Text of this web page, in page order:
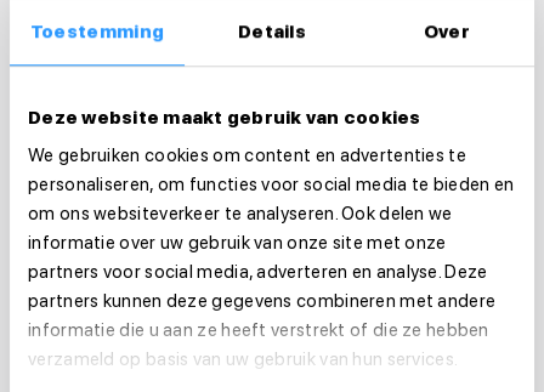
Toestemming Details Over
Deze website maakt gebruik van cookies
We gebruiken cookies om content en advertenties te
personaliseren, om functies voor social media te bieden en
om ons websiteverkeer te analyseren. Ook delen we
informatie over uw gebruik van onze site met onze
partners voor social media, adverteren en analyse. Deze
partners kunnen deze gegevens combineren met andere
informatie die u aan ze heeft verstrekt of die ze hebben
verzameld op basis van uw gebruik van hun services.
En het mooiste? Jij hoeft niet zelf alles uit te
verpleegkunde opleiding.
Omscholen is vaak de eerste stap, maar zeker niet
de laatste. Wil je blijven groeien in je vak? Lees dan
ook:Bijscholing in de zorg: groeien, bloeien
en nooit stilstaan.
Klaar voor een nieuwe start?
Omscholen naar verpleegkundige is niet alleen